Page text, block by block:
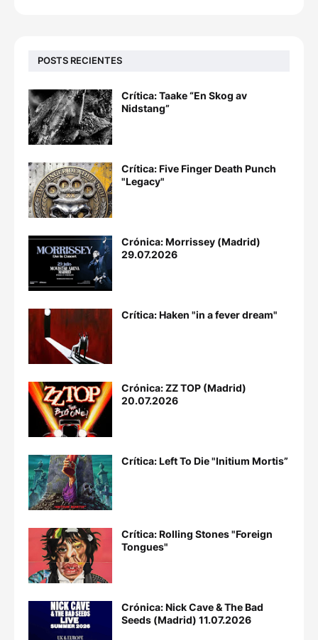
POSTS RECIENTES
Crítica: Taake “En Skog av
Nidstang”
Crítica: Five Finger Death Punch
"Legacy"
Crónica: Morrissey (Madrid)
29.07.2026
Crítica: Haken "in a fever dream"
Crónica: ZZ TOP (Madrid)
20.07.2026
Crítica: Left To Die "Initium Mortis”
Crítica: Rolling Stones "Foreign
Tongues"
Crónica: Nick Cave & The Bad
Seeds (Madrid) 11.07.2026